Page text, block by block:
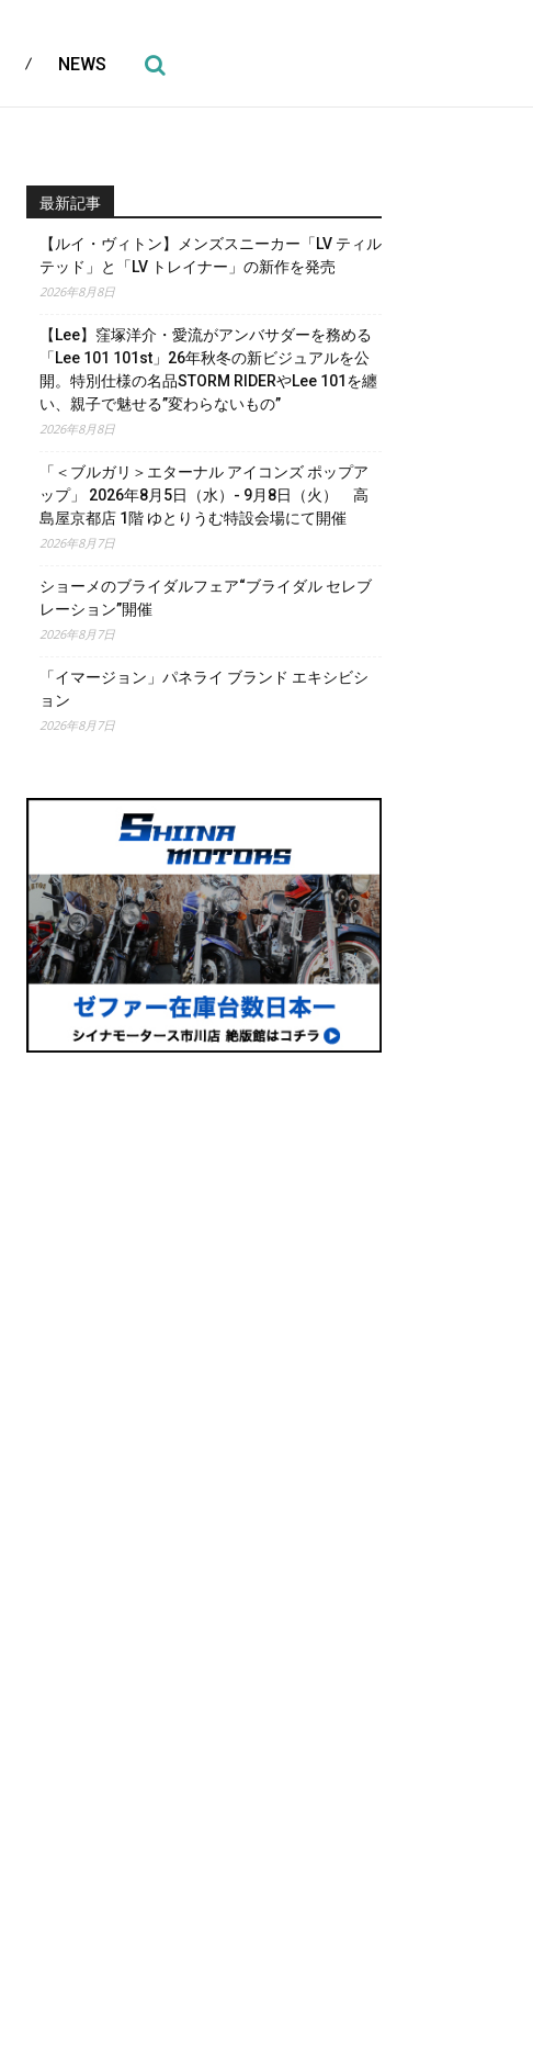
NEWS
最新記事
【ルイ・ヴィトン】メンズスニーカー「LV ティル
テッド」と「LV トレイナー」の新作を発売
2026年8月8日
【Lee】窪塚洋介・愛流がアンバサダーを務める
「Lee 101 101st」26年秋冬の新ビジュアルを公
開。特別仕様の名品STORM RIDERやLee 101を纏
い、親子で魅せる”変わらないもの”
2026年8月8日
「＜ブルガリ＞エターナル アイコンズ ポップア
ップ」 2026年8月5日（水）- 9月8日（火） 高
島屋京都店 1階 ゆとりうむ特設会場にて開催
2026年8月7日
ショーメのブライダルフェア“ブライダル セレブ
レーション”開催
2026年8月7日
「イマージョン」パネライ ブランド エキシビシ
ョン
2026年8月7日